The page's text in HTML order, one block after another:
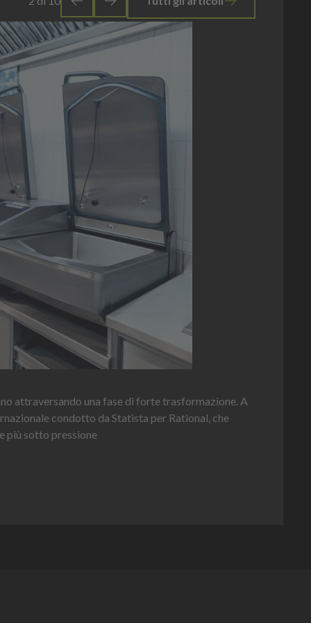
attraversando una fase di forte trasformazione. A
condotto da Statista per Rational, che
più sotto pressione